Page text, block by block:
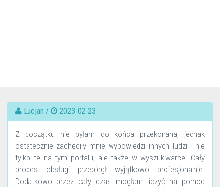
Lucjan / 2023-02-23
Z początku nie byłam do końca przekonana, jednak
ostatecznie zachęciły mnie wypowiedzi innych ludzi - nie
tylko te na tym portalu, ale także w wyszukiwarce. Cały
proces obsługi przebiegł wyjątkowo profesjonalnie.
Dodatkowo przez cały czas mogłam liczyć na pomoc